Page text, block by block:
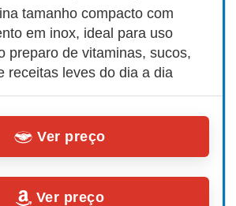
tamanho compacto com
em inox, ideal para uso
preparo de vitaminas, sucos,
receitas leves do dia a dia
Ver preço
Ver preço